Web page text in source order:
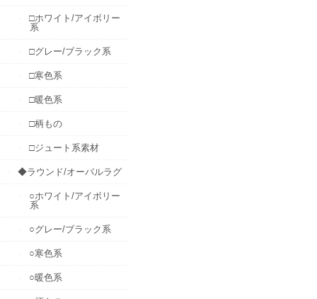
□ホワイト/アイボリー
系
□グレー/ブラック系
□寒色系
□暖色系
□柄もの
□ジュート系素材
◆ラウンド/オーバルラグ
○ホワイト/アイボリー
系
○グレー/ブラック系
○寒色系
○暖色系